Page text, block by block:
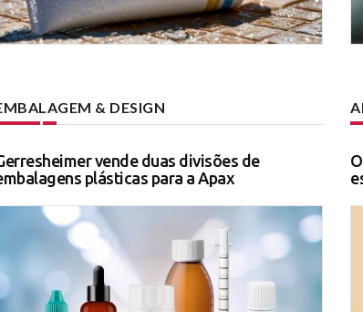
& DESIGN
vende duas divisões de
plásticas para a Apax